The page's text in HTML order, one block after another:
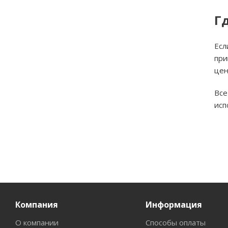
Компания
О компании
Информация
Способы оплаты